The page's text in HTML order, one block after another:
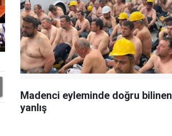
Madenci eyleminde doğru bilinen
yanlış